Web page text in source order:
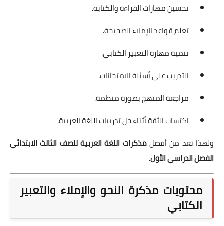
تحسين مهارات القراءة والكتابة.
تعلم قواعد الإملاء الصحيحة.
تنمية مهارة التعبير الكتابي.
التدريب على أسئلة الامتحانات.
مراجعة المنهج بصورة منظمة.
اكتساب الثقة أثناء حل تدريبات اللغة العربية.
ولهذا تعد من أفضلمذكرات اللغة العربية للصف الثالث الابتدائي
الفصل الدراسي الأول.
محتويات مذكرة النحو والإملاء والتعبير
الكتابي